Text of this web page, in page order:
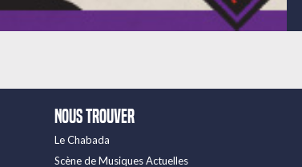
Nous trouver
Le Chabada
Scène de Musiques Actuelles